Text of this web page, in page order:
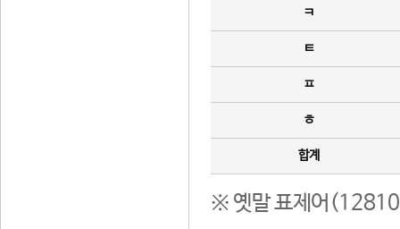
ㅋ
ㅌ
ㅍ
ㅎ
합계
※ 옛말 표제어(12810